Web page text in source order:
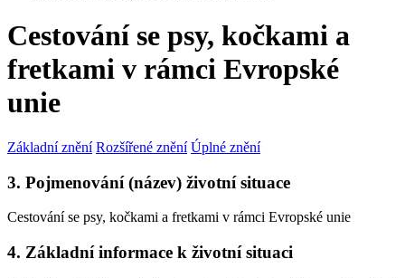
Cestování se psy, kočkami a
fretkami v rámci Evropské
unie
Základní znění Rozšířené znění Úplné znění
3. Pojmenování (název) životní situace
Cestování se psy, kočkami a fretkami v rámci Evropské unie
4. Základní informace k životní situaci